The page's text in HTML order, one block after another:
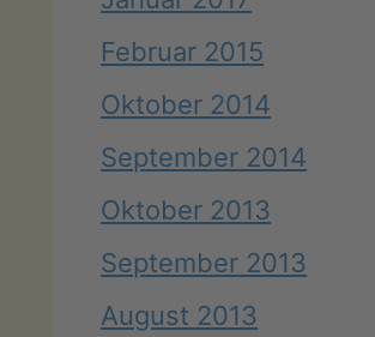
Februar 2015
Oktober 2014
September 2014
Oktober 2013
September 2013
August 2013